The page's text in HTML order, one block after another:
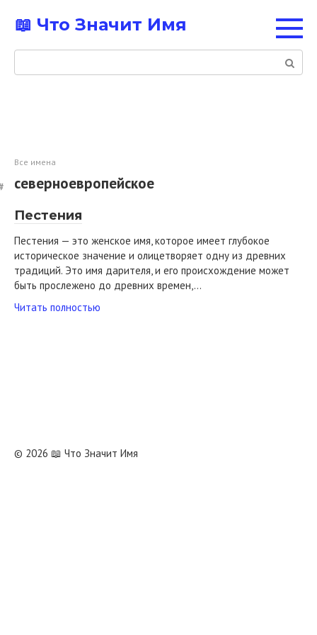
контенту
📖 Что Значит Имя
Поиск:
Все имена
северноевропейское
Пестения
Пестения — это женское имя, которое имеет глубокое
историческое значение и олицетворяет одну из древних
традиций. Это имя дарителя, и его происхождение может
быть прослежено до древних времен,…
Читать полностью
© 2026 📖 Что Значит Имя